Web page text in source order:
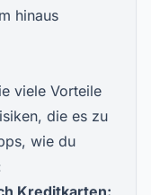
hinaus
viele Vorteile
die es zu
wie du
Kreditkarten: